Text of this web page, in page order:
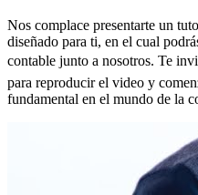
Nos complace presentarte un
diseñado para ti, en el cual
contable junto a nosotros. Te
para reproducir el video y
fundamental en el mundo de la